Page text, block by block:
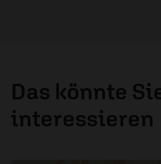
Das könnte
interessieren